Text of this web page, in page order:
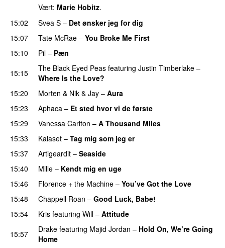
Vært: Marie Hobitz.
15:02
Svea S – Det ønsker jeg for dig
15:07
Tate McRae – You Broke Me First
15:10
Pil – Pæn
15:15
The Black Eyed Peas featuring Justin Timberlake –
Where Is the Love?
15:20 Morten & Nik & Jay – Aura
15:23
Aphaca – Et sted hvor vi de første
15:29
Vanessa Carlton – A Thousand Miles
15:33 Kalaset – Tag mig som jeg er
15:37 Artigeardit – Seaside
15:40
Mille – Kendt mig en uge
15:46
Florence + the Machine – You’ve Got the Love
15:48 Chappell Roan – Good Luck, Babe!
15:54 Kris featuring Will – Attitude
15:57
Drake featuring Majid Jordan – Hold On, We’re Going
Home